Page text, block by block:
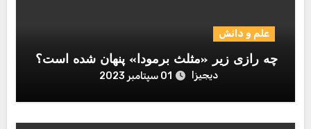
علم و دانش
چه رازی زیر «مثلث برمودا» پنهان شده است؟
دیجیزا 01 سپتامبر 2023